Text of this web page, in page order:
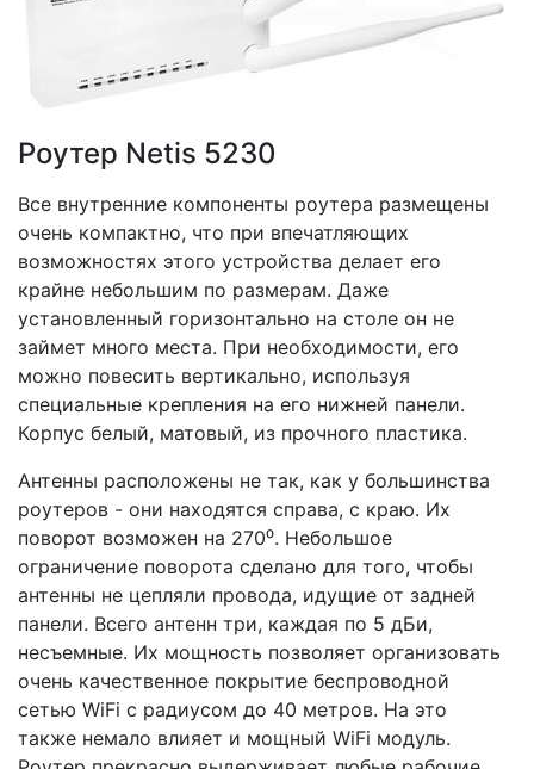
Роутер Netis 5230
Все внутренние компоненты роутера размещены
очень компактно, что при впечатляющих
возможностях этого устройства делает его
крайне небольшим по размерам. Даже
установленный горизонтально на столе он не
займет много места. При необходимости, его
можно повесить вертикально, используя
специальные крепления на его нижней панели.
Корпус белый, матовый, из прочного пластика.
Антенны расположены не так, как у большинства
роутеров - они находятся справа, с краю. Их
поворот возможен на 270⁰. Небольшое
ограничение поворота сделано для того, чтобы
антенны не цепляли провода, идущие от задней
панели. Всего антенн три, каждая по 5 дБи,
несъемные. Их мощность позволяет организовать
очень качественное покрытие беспроводной
сетью WiFi c радиусом до 40 метров. На это
также немало влияет и мощный WiFi модуль.